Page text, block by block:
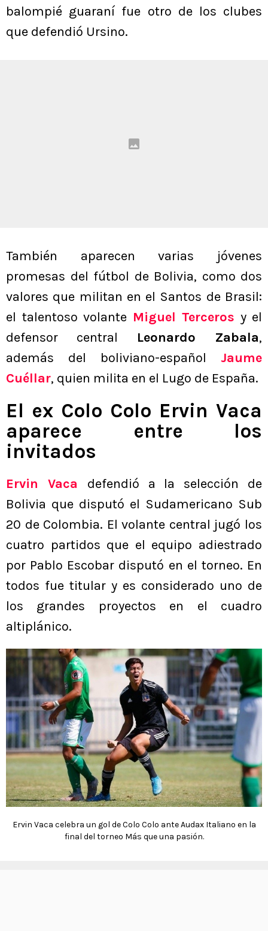
balompié guaraní fue otro de los clubes
que defendió Ursino.
También aparecen varias jóvenes
promesas del fútbol de Bolivia, como dos
valores que militan en el Santos de Brasil:
el talentoso volante Miguel Terceros y el
defensor central Leonardo Zabala,
además del boliviano-español Jaume
Cuéllar, quien milita en el Lugo de España.
El ex Colo Colo Ervin Vaca
aparece entre los
invitados
Ervin Vaca
defendió a la selección de
Bolivia que disputó el Sudamericano Sub
20 de Colombia. El volante central jugó los
cuatro partidos que el equipo adiestrado
por Pablo Escobar disputó en el torneo. En
todos fue titular y es considerado uno de
los grandes proyectos en el cuadro
altiplánico.
Ervin Vaca celebra un gol de Colo Colo ante Audax Italiano en la
final del torneo Más que una pasión.